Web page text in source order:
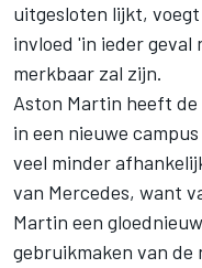
uitgesloten lijkt,
invloed 'in ieder
merkbaar zal zijn.
Aston Martin heeft
in een nieuwe
veel minder
van Mercedes, want
Martin een
gebruikmaken van de